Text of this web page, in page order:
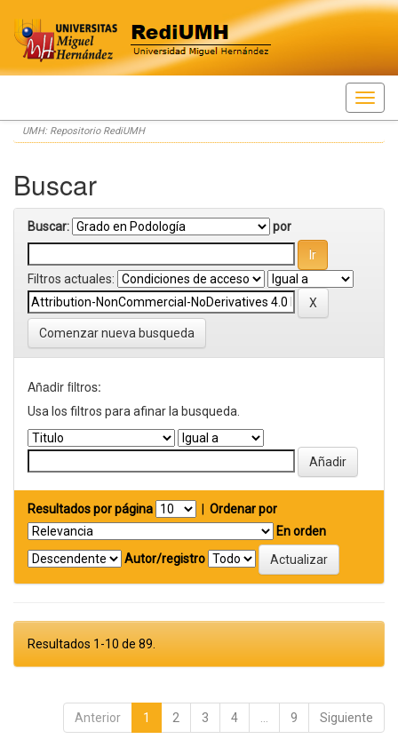
Skip
navigation
UMH: Repositorio RediUMH
Buscar
Buscar: por
Filtros actuales:
Comenzar nueva busqueda
Añadir filtros:
Usa los filtros para afinar la busqueda.
Resultados por página
Ordenar por
En orden
Autor/registro
Resultados 1-10 de 89.
Anterior 1 2 3 4 9 Siguiente